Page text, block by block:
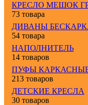
КРЕСЛО МЕШОК
73 товара
ДИВАНЫ
54 товара
НАПОЛНИТЕЛЬ
14 товаров
ПУФЫ
213 товаров
ДЕТСКИЕ КРЕСЛА
30 товаров